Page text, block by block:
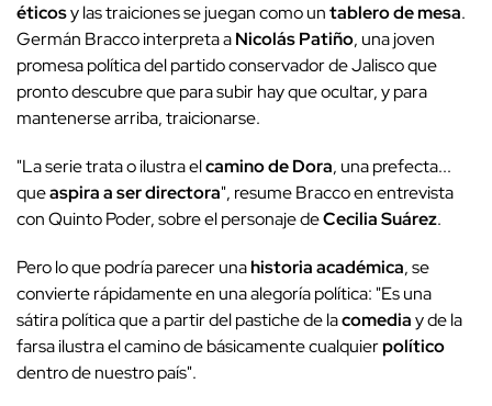
éticosy las traiciones se juegan como untablero de mesa.
Germán Bracco interpreta aNicolás Patiño, una joven
promesa política del partido conservador de Jalisco que
pronto descubre que para subir hay que ocultar, y para
mantenerse arriba, traicionarse.
"La serie trata o ilustra elcamino de Dora, una prefecta...
queaspira a ser directora", resume Bracco en entrevista
con Quinto Poder, sobre el personaje deCecilia Suárez.
Pero lo que podría parecer unahistoria académica, se
convierte rápidamente en una alegoría política: "Es una
sátira política que a partir del pastiche de lacomediay de la
farsa ilustra el camino de básicamente cualquierpolítico
dentro de nuestro país".